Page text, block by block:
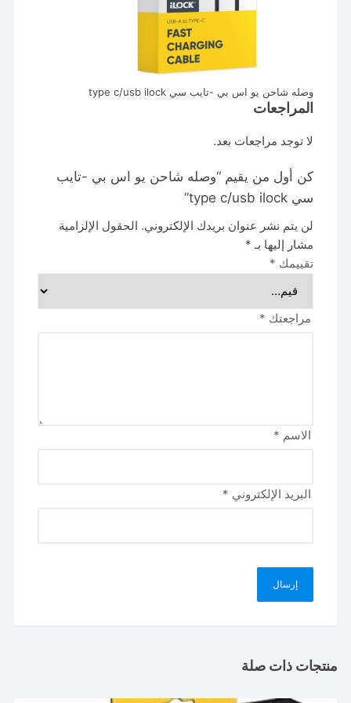
وصله شاحن يو اس بي -تايب سي type c/usb ilock
المراجعات
لا توجد مراجعات بعد.
كن أول من يقيم “وصله شاحن يو اس بي -تايب
سي type c/usb ilock”
لن يتم نشر عنوان بريدك الإلكتروني. الحقول الإلزامية
مشار إليها بـ *
تقييمك *
مراجعتك *
الاسم *
البريد الإلكتروني *
منتجات ذات صلة